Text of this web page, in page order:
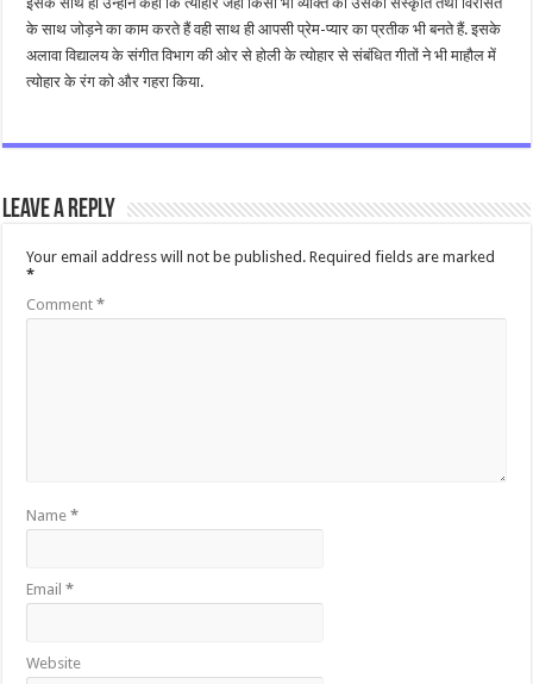
के साथ जोड़ने का काम करते हैं वही साथ ही आपसी प्रेम-प्यार का प्रतीक भी बनते हैं. इसके
अलावा विद्यालय के संगीत विभाग की ओर से होली के त्योहार से संबंधित गीतों ने भी माहौल में
त्योहार के रंग को और गहरा किया.
Leave a Reply
Your email address will not be published. Required fields are marked
*
Comment*
Name*
Email*
Website